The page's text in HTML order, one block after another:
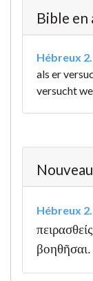
Bible en
Hébreux
als er
versucht
Hébreux
βοηθῆσαι.